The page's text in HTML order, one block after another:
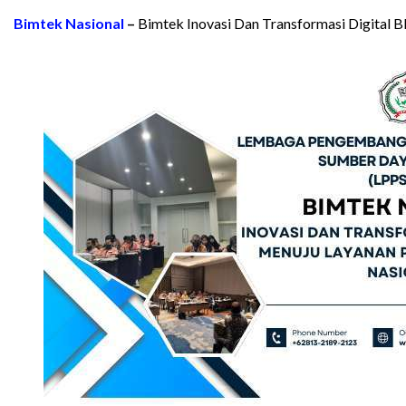
Bimtek Nasional – Bimtek Inovasi Dan Transformasi Digital